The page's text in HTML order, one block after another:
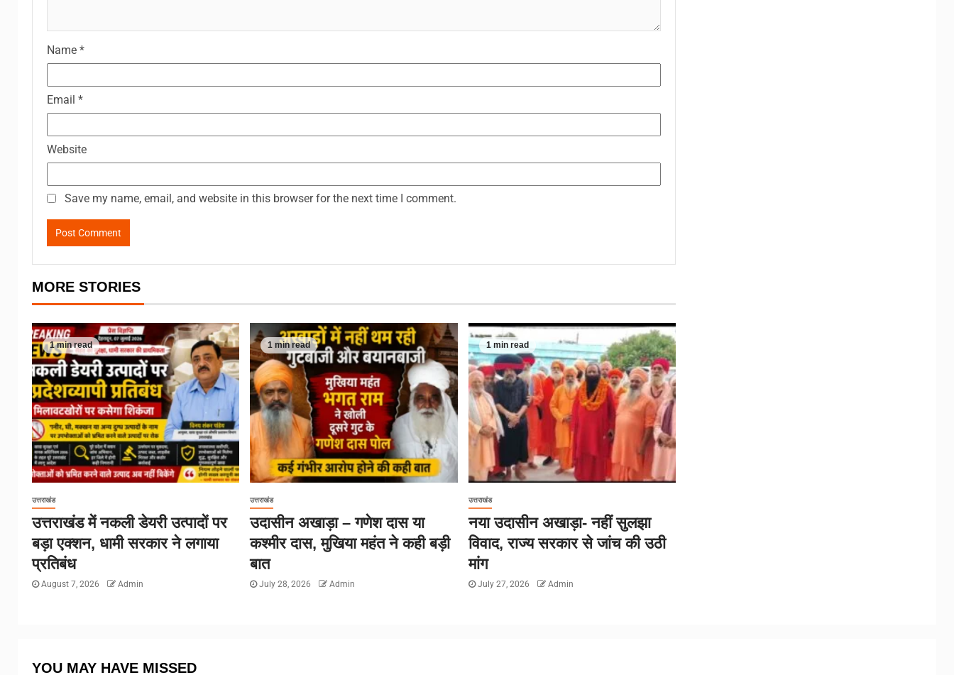
Name *
Email *
Website
Save my name, email, and website in this browser for the next time I comment.
MORE STORIES
1 min read
उत्तराखंड
उत्तराखंड में नकली डेयरी उत्पादों पर
बड़ा एक्शन, धामी सरकार ने लगाया
प्रतिबंध
August 7, 2026 Admin
1 min read
उत्तराखंड
उदासीन अखाड़ा – गणेश दास या
कश्मीर दास, मुखिया महंत ने कही बड़ी
बात
July 28, 2026 Admin
1 min read
उत्तराखंड
नया उदासीन अखाड़ा- नहीं सुलझा
विवाद, राज्य सरकार से जांच की उठी
मांग
July 27, 2026 Admin
YOU MAY HAVE MISSED